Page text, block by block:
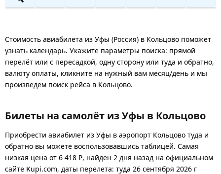
Стоимость авиабилета из Уфы (Россия) в Кольцово поможет
узнать календарь. Укажите параметры поиска: прямой
перелёт или с пересадкой, одну сторону или туда и обратно,
валюту оплаты, кликните на нужный вам месяц/день и мы
произведем поиск рейса в Кольцово.
Билеты на самолёт из Уфы в Кольцово
Приобрести авиабилет из Уфы в аэропорт Кольцово туда и
обратно вы можете воспользовавшись таблицей. Самая
низкая цена от 6 418 ₽, найден 2 дня назад на официальном
сайте Kupi.com, даты перелета: туда 26 сентября 2026 г